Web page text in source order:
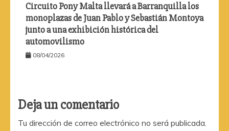
Circuito Pony Malta llevará a Barranquilla los
monoplazas de Juan Pablo y Sebastián Montoya
junto a una exhibición histórica del
automovilismo
08/04/2026
Deja un comentario
Tu dirección de correo electrónico no será publicada.